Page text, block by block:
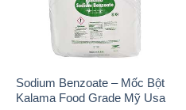
Sodium Benzoate – Mốc Bột
Kalama Food Grade Mỹ Usa